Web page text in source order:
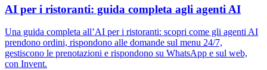
AI per i ristoranti: guida completa agli agenti AI
Una guida completa all’AI per i ristoranti: scopri come gli agenti AI
prendono ordini, rispondono alle domande sul menu 24/7,
gestiscono le prenotazioni e rispondono su WhatsApp e sul web,
con Invent.